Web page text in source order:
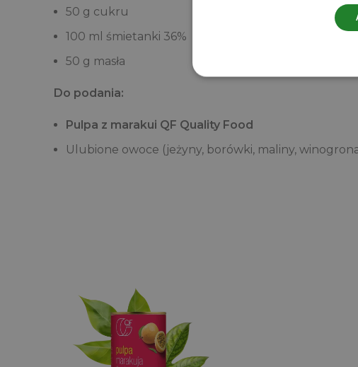
50 g cukru
100 ml śmietanki 36%
50 g masła
Do podania:
Pulpa z marakui QF Quality Food
Ulubione owoce (jeżyny, borówki, maliny,